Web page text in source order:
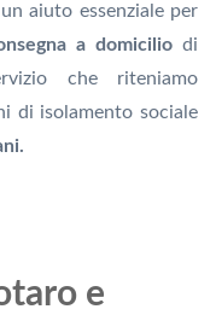
aiuto essenziale per
a domicilio di
che riteniamo
di isolamento sociale
e